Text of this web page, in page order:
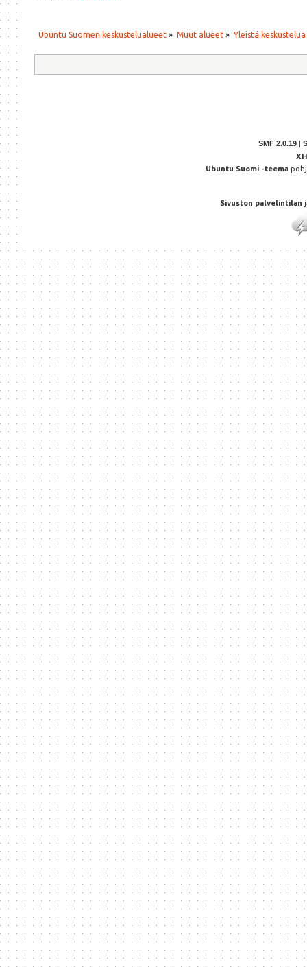
Ubuntu Suomen keskustelualueet » Muut alueet» Yleistä keskustelua
SMF 2.0.19 |
Ubuntu Suomi -teema
Sivuston palvelintilan